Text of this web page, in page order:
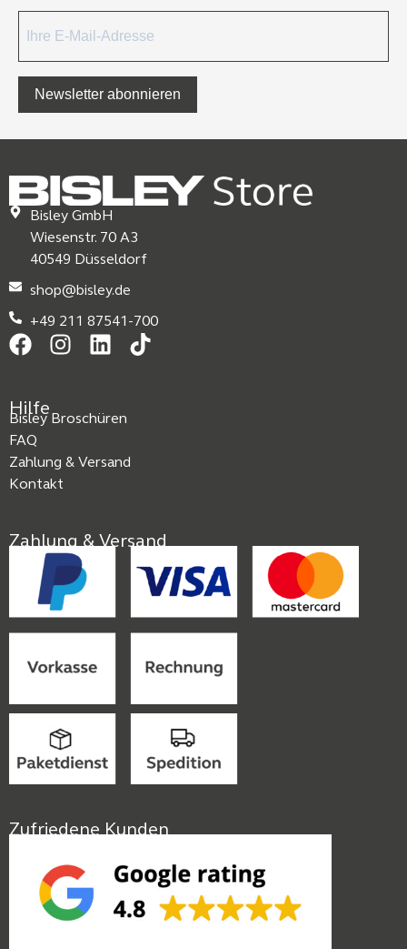
Newsletter abonnieren
Bisley GmbH
Wiesenstr. 70 A3
40549 Düsseldorf
shop@bisley.de
+49 211 87541-700
Hilfe
Bisley Broschüren
FAQ
Zahlung & Versand
Kontakt
Zahlung & Versand
Zufriedene Kunden